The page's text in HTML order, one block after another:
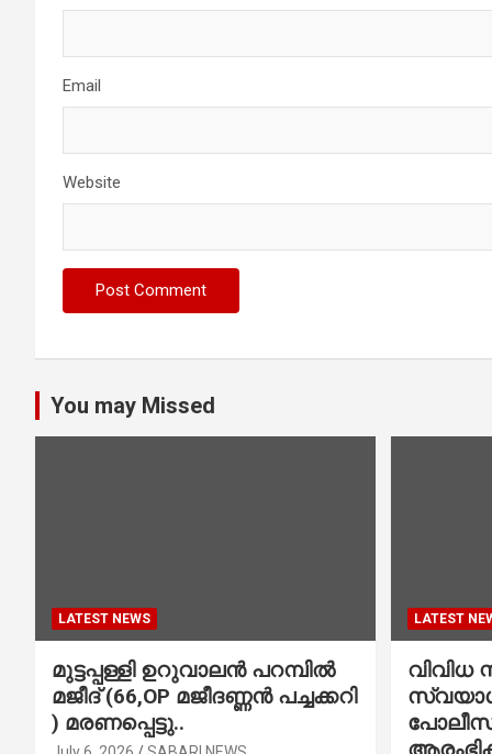
Email
Website
You may Missed
LATEST NEWS
മുട്ടപ്പള്ളി ഉറുവാലൻ പറമ്പിൽ
മജീദ് (66,OP മജീദണ്ണൻ പച്ചക്കറി
) മരണപ്പെട്ടു..
LATEST
വിവിധ
പോലീസ്